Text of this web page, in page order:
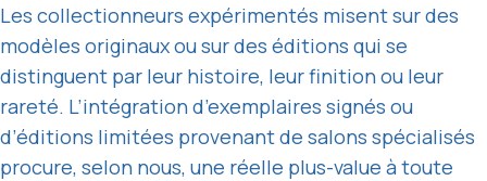
Les collectionneurs expérimentés misent sur des
modèles originaux ou sur des éditions qui se
distinguent par leur histoire, leur finition ou leur
rareté. L’intégration d’exemplaires signés ou
d’éditions limitées provenant de salons spécialisés
procure, selon nous, une réelle plus-value à toute